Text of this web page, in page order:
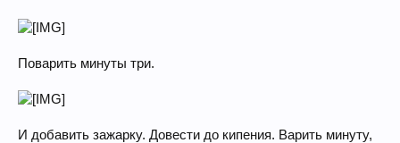
Поварить минуты три.
И добавить зажарку. Довести до кипения. Варить минуту,